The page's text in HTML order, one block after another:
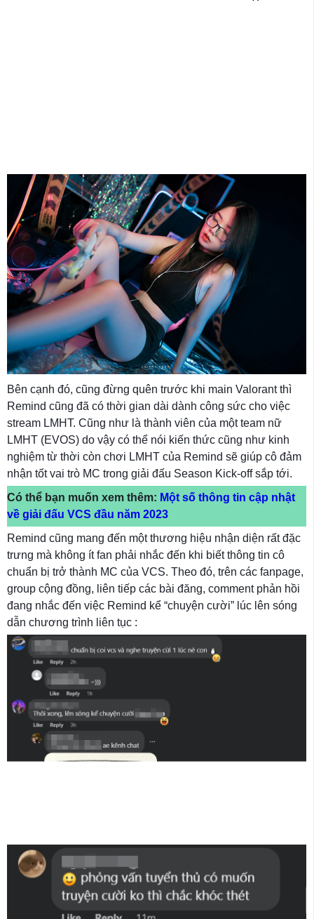
Bên cạnh đó, cũng đừng quên trước khi main Valorant thì
Remind cũng đã có thời gian dài dành công sức cho việc
stream LMHT. Cũng như là thành viên của một team nữ
LMHT (EVOS) do vậy có thể nói kiến thức cũng như kinh
nghiệm từ thời còn chơi LMHT của Remind sẽ giúp cô đảm
nhận tốt vai trò MC trong giải đấu Season Kick-off sắp tới.
Có thể bạn muốn xem thêm: Một số thông tin cập nhật
về giải đấu VCS đầu năm 2023
Remind cũng mang đến một thương hiệu nhận diện rất đặc
trưng mà không ít fan phải nhắc đến khi biết thông tin cô
chuẩn bị trở thành MC của VCS. Theo đó, trên các fanpage,
group cộng đồng, liên tiếp các bài đăng, comment phản hồi
đang nhắc đến việc Remind kể “chuyện cười” lúc lên sóng
dẫn chương trình liên tục :